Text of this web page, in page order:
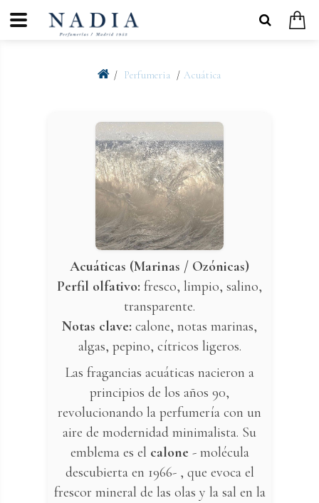
Perfumeria Acuática
Acuáticas (Marinas / Ozónicas)
Perfil olfativo: fresco, limpio, salino,
transparente.
Notas clave: calone, notas marinas,
algas, pepino, cítricos ligeros.
Las fragancias acuáticas nacieron a
principios de los años 90,
revolucionando la perfumería con un
aire de modernidad minimalista. Su
emblema es el calone - molécula
descubierta en 1966- , que evoca el
frescor mineral de las olas y la sal en la